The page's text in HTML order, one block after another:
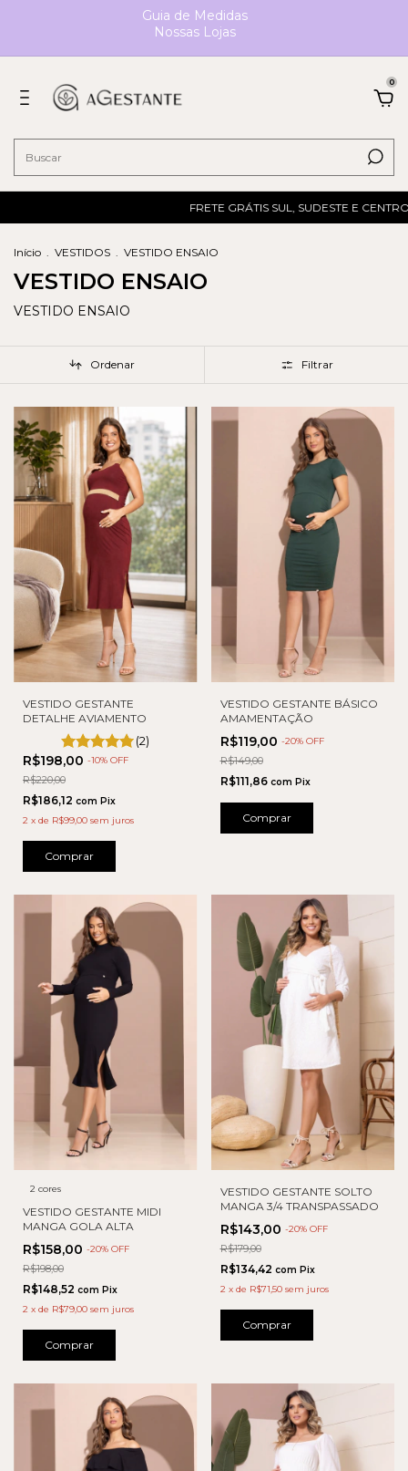
Guia de Medidas
Nossas Lojas
0
FRETE GRÁTIS SUL, SUDESTE E CENTRO-
Início . VESTIDOS . VESTIDO ENSAIO
VESTIDO ENSAIO
VESTIDO ENSAIO
Ordenar Filtrar
VESTIDO GESTANTE
DETALHE AVIAMENTO
(2)
R$198,00 -10% OFF
R$220,00
R$186,12 com Pix
2 x de R$99,00 sem juros
Comprar
VESTIDO GESTANTE BÁSICO
AMAMENTAÇÃO
R$119,00 -20% OFF
R$149,00
R$111,86 com Pix
Comprar
2 cores
VESTIDO GESTANTE MIDI
MANGA GOLA ALTA
R$158,00 -20% OFF
R$198,00
R$148,52 com Pix
2 x de R$79,00 sem juros
Comprar
VESTIDO GESTANTE SOLTO
MANGA 3/4 TRANSPASSADO
R$143,00 -20% OFF
R$179,00
R$134,42 com Pix
2 x de R$71,50 sem juros
Comprar